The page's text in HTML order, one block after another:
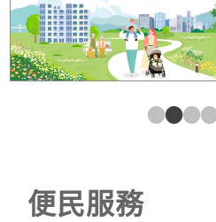
便民服務